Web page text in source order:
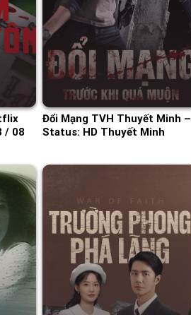
/ 08
Đổi Mạng TVH Thuyết Minh –
Status: HD Thuyết Minh